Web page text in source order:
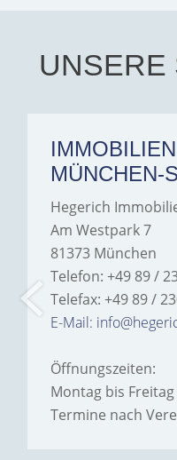
UNSERE
MÜNCHEN-
Hegerich
Am Westpark 7
81373 München
Telefon: +49 89 /
Telefax: +49 89 /
E-Mail:
Öffnungszeiten:
Montag bis
Termine nach